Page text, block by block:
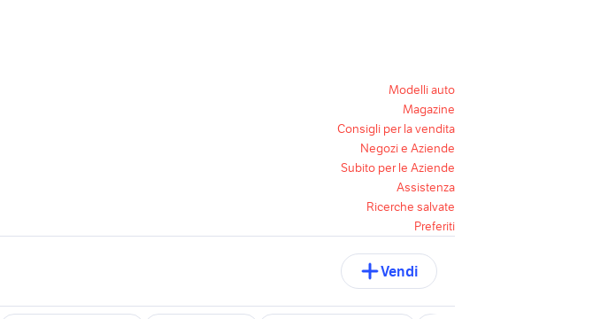
Modelli auto
Magazine
Consigli per la vendita
Negozi e Aziende
Subito per le Aziende
Assistenza
Ricerche salvate
Preferiti
Vendi